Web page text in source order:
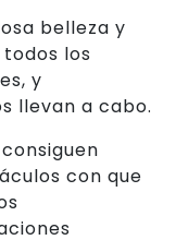
belleza y
los
y
llevan a cabo.
con que